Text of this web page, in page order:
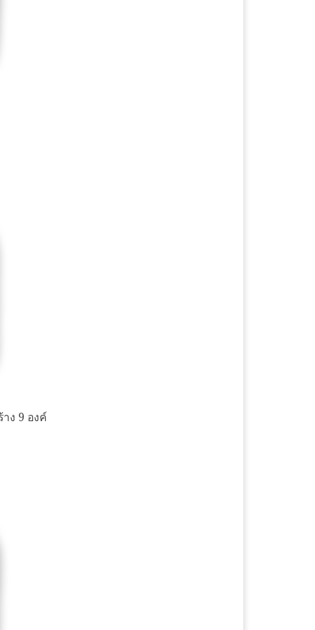
ง 9 องค์